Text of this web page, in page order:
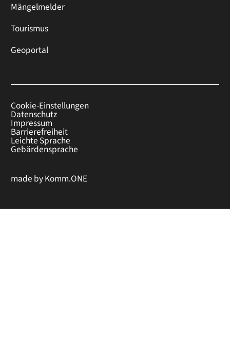
Mängelmelder
Tourismus
Geoportal
Cookie-Einstellungen
Datenschutz
Impressum
Barrierefreiheit
Leichte Sprache
Gebärdensprache
made byKomm.ONE